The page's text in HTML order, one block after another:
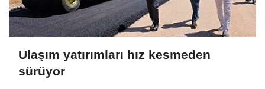
Ulaşım yatırımları hız kesmeden
sürüyor